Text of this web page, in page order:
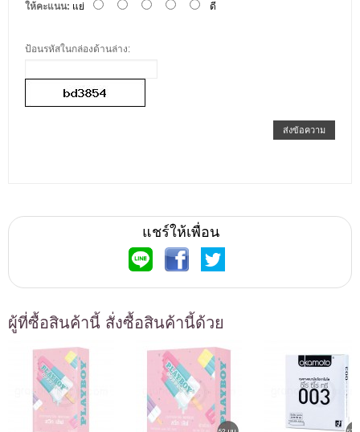
ให้คะแนน: แย่ ดี
ป้อนรหัสในกล่องด้านล่าง:
ส่งข้อความ
แชร์ให้เพื่อน
ผู้ที่ซื้อสินค้านี้ สั่งซื้อสินค้านี้ด้วย